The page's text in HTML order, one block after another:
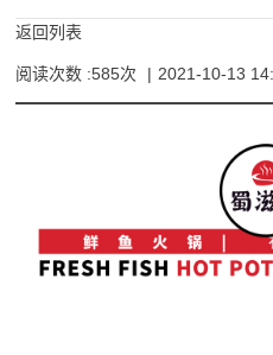
返回列表
阅读次数 :585次 | 2021-10-13